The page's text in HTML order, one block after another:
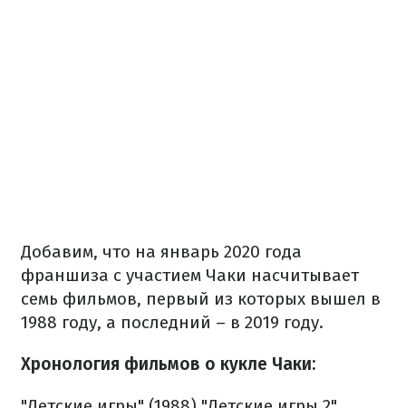
Добавим, что на январь 2020 года
франшиза с участием Чаки насчитывает
семь фильмов, первый из которых вышел в
1988 году, а последний – в 2019 году.
Хронология фильмов о кукле Чаки: